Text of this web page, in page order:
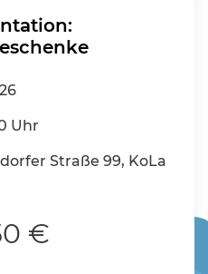
Uhr
Straße 99, KoLa
€